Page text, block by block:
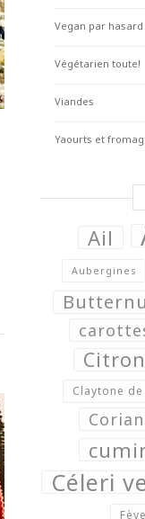
Vegan par hasard
Végétarien toute!
Viandes
Yaourts et
Ail
Aubergines
Citron
Claytone de
Céleri